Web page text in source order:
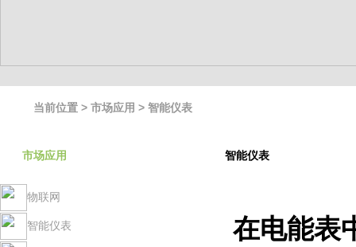
当前位置 > 市场应用 > 智能仪表
市场应用
物联网
智能仪表
智能仪表
在电能表